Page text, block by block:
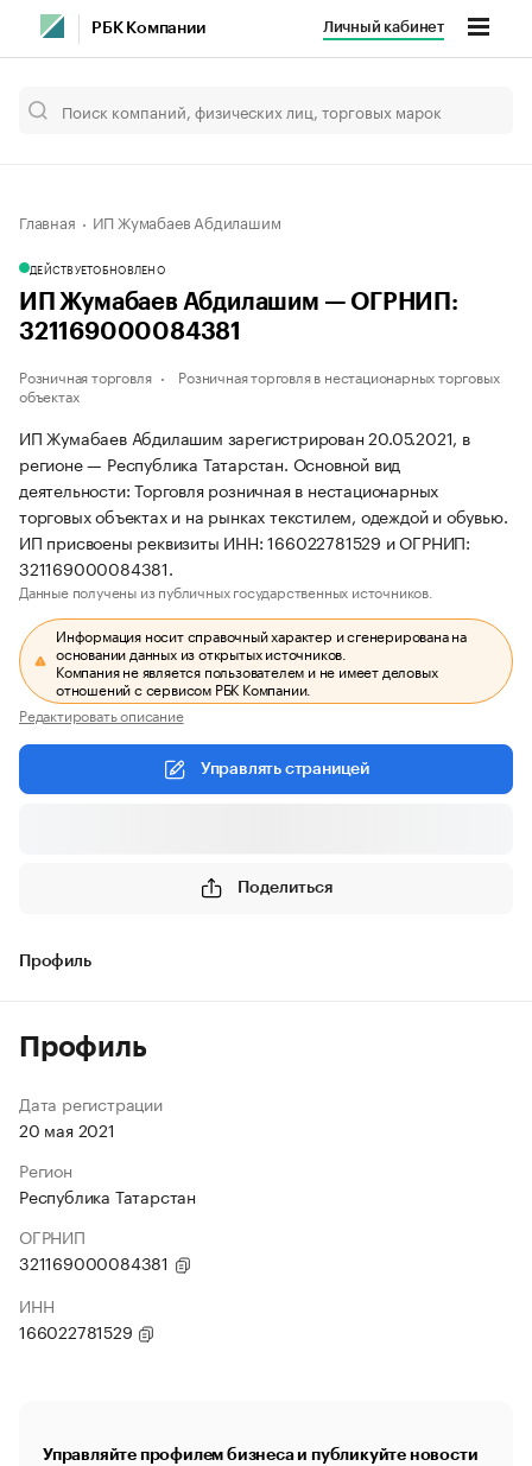
РБК Компании Личный кабинет
Главная ИП Жумабаев Абдилашим
ДЕЙСТВУЕТОБНОВЛЕНО
ИП Жумабаев Абдилашим — ОГРНИП:
321169000084381
Розничная торговля
Розничная торговля в нестационарных торговых
объектах
ИП Жумабаев Абдилашим зарегистрирован 20.05.2021, в
регионе — Республика Татарстан. Основной вид
деятельности: Торговля розничная в нестационарных
торговых объектах и на рынках текстилем, одеждой и обувью.
ИП присвоены реквизиты ИНН: 166022781529 и ОГРНИП:
321169000084381.
Данные получены из публичных государственных источников.
Информация носит справочный характер и сгенерирована на
основании данных из открытых источников.
Компания не является пользователем и не имеет деловых
отношений с сервисом РБК Компании.
Редактировать описание
Управлять страницей
Поделиться
Профиль
Профиль
Дата регистрации
20 мая 2021
Регион
Республика Татарстан
ОГРНИП
321169000084381
ИНН
166022781529
Управляйте профилем бизнеса и публикуйте новости